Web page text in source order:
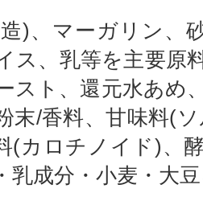
)、マーガリン、
ス、乳等を主要原
スト、還元水あめ
末/香料、甘味料(
(カロチノイド)、
乳成分・小麦・大